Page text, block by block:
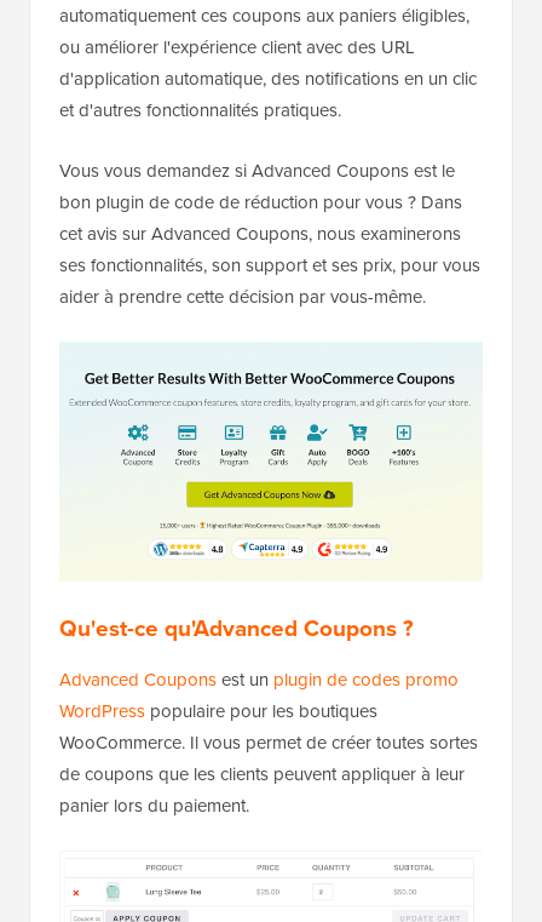
automatiquement ces coupons aux paniers éligibles,
ou améliorer l'expérience client avec des URL
d'application automatique, des notifications en un clic
et d'autres fonctionnalités pratiques.
Vous vous demandez si Advanced Coupons est le
bon plugin de code de réduction pour vous ? Dans
cet avis sur Advanced Coupons, nous examinerons
ses fonctionnalités, son support et ses prix, pour vous
aider à prendre cette décision par vous-même.
Qu'est-ce qu'Advanced Coupons ?
Advanced Couponsest un plugin de codes promo
WordPress populaire pour les boutiques
WooCommerce. Il vous permet de créer toutes sortes
de coupons que les clients peuvent appliquer à leur
panier lors du paiement.